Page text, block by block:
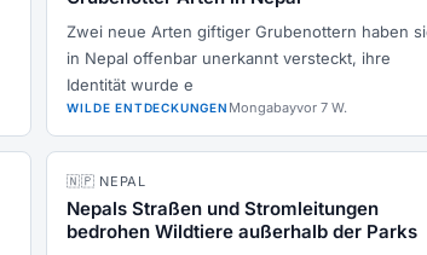
Zwei neue Arten giftiger Grubenottern haben
in Nepal offenbar unerkannt versteckt, ihre
Identität wurde e
WILDE ENTDECKUNGEN Mongabayvor 7 W.
🇳🇵 NEPAL
Nepals Straßen und Stromleitungen
bedrohen Wildtiere außerhalb der Parks